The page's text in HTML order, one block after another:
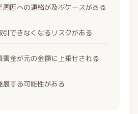
周囲への連絡が及ぶケースがある
引できなくなるリスクがある
害金が元の金額に上乗せされる
展する可能性がある